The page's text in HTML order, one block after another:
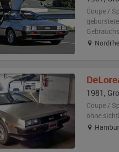
Coupe /
1981,
Coupe /
ohne